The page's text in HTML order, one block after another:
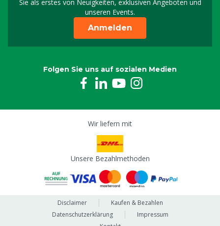
Sie als erstes von Neuigkeiten, exklusiven Angeboten und
unseren Events.
Anmelden
Folgen Sie uns auf sozialen Medien
Wir liefern mit
Unsere Bezahlmethoden
Disclaimer
Kaufen & Bezahlen
Datenschutzerklärung
Impressum